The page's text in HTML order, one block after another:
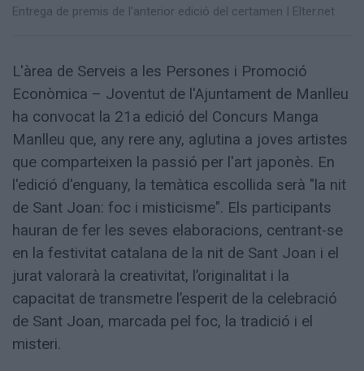
Entrega de premis de l'anterior edició del certamen Elter.net
L'àrea de Serveis a les Persones i Promoció
Econòmica – Joventut de l'Ajuntament de Manlleu
ha convocat la 21a edició del Concurs Manga
Manlleu que, any rere any, aglutina a joves artistes
que comparteixen la passió per l'art japonès. En
l'edició d'enguany, la temàtica escollida serà "la nit
de Sant Joan: foc i misticisme". Els participants
hauran de fer les seves elaboracions, centrant-se
en la festivitat catalana de la nit de Sant Joan i el
jurat valorarà la creativitat, l’originalitat i la
capacitat de transmetre l’esperit de la celebració
de Sant Joan, marcada pel foc, la tradició i el
misteri.